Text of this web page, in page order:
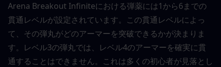
Arena Breakout Infiniteにおける弾薬には1から6までの
貫通レベルが設定されています。この貫通レベルによっ
て、その弾丸がどのアーマーを突破できるかが決まりま
す。レベル3の弾丸では、レベル4のアーマーを確実に貫
通することはできません。これは多くの初心者が見落とし